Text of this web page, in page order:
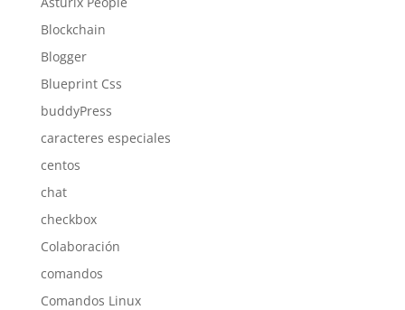
Blockchain
Blogger
Blueprint Css
buddyPress
caracteres especiales
centos
chat
checkbox
Colaboración
comandos
Comandos Linux